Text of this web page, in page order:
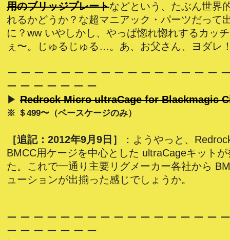
用のブリッジプレートなどという、たぶん世界
れるかどうか？な超マニアック・パーツだって
に？ww いやしかし、やっぱ惚れ惚れするカッ
ぇ〜。じゅるじゅる…。あ、お父さん、ヨダレ
ー ー ー ー ー ー ー ー ー ー ー ー ー ー ー ー
ー ー ー ー ー ー ー
▶ Redrock Micro ultraCage for Blackmagic
※ ＄499〜（ベースケージのみ）
［追記：2012年9月9日］
：ようやっと、
BMCC用ケージを中心とした ultraCageキット
た。これで一通り主要リグメーカー各社から
ューションが出揃った感じでしょうか。
ー ー ー ー ー ー ー ー ー ー ー ー ー ー ー ー
ー ー ー ー ー ー ー